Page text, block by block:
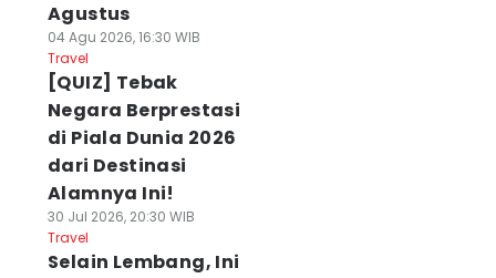
Agustus
04 Agu 2026, 16:30 WIB
Travel
[QUIZ] Tebak
Negara Berprestasi
di Piala Dunia 2026
dari Destinasi
Alamnya Ini!
30 Jul 2026, 20:30 WIB
Travel
Selain Lembang, Ini